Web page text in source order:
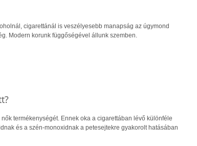
cigarettánál is veszélyesebb manapság az úgymond
Modern korunk függőségével állunk szemben.
termékenységét. Ennek oka a cigarettában lévő különféle
és a szén-monoxidnak a petesejtekre gyakorolt hatásában